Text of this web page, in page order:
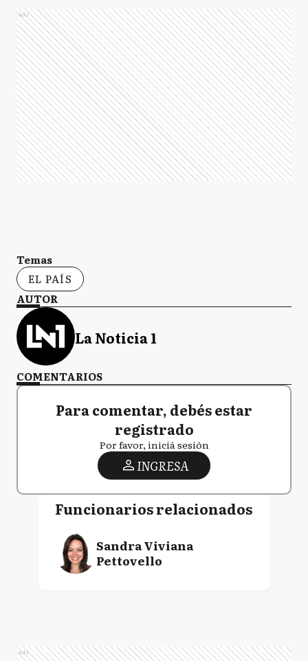
Ads
Temas
EL PAÍS
AUTOR
La Noticia 1
COMENTARIOS
Para comentar, debés estar
registrado
Por favor, iniciá sesión
INGRESA
Funcionarios relacionados
Sandra Viviana
Pettovello
Ads